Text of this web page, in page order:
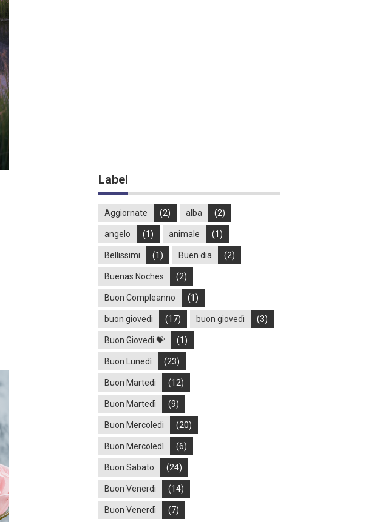
Label
Aggiornate (2) alba (2)
angelo (1) animale (1)
Bellissimi (1) Buen dia (2)
Buenas Noches (2)
Buon Compleanno (1)
buon giovedi (17) buon giovedì (3)
Buon Giovedi 💝 (1)
Buon Lunedì (23)
Buon Martedi (12)
Buon Martedì (9)
Buon Mercoledi (20)
Buon Mercoledì (6)
Buon Sabato (24)
Buon Venerdi (14)
Buon Venerdì (7)